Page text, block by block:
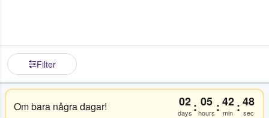
Filter
Om bara några dagar! 02
days : 05
hours :42
min :48
sec